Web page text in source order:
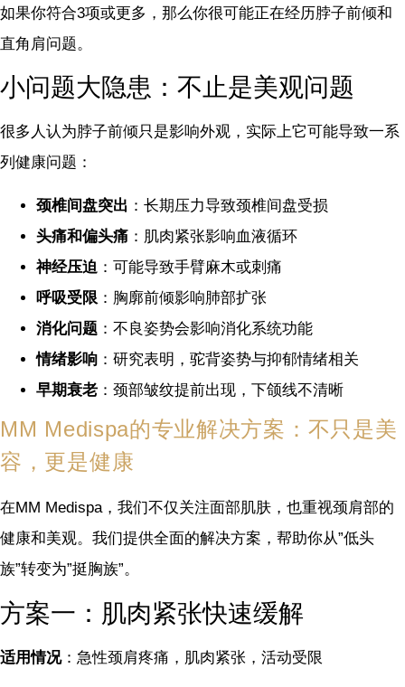
如果你符合3项或更多，那么你很可能正在经历脖子前倾和
直角肩问题。
小问题大隐患：不止是美观问题
很多人认为脖子前倾只是影响外观，实际上它可能导致一系
列健康问题：
颈椎间盘突出 ：长期压力导致颈椎间盘受损
头痛和偏头痛 ：肌肉紧张影响血液循环
神经压迫 ：可能导致手臂麻木或刺痛
呼吸受限 ：胸廓前倾影响肺部扩张
消化问题 ：不良姿势会影响消化系统功能
情绪影响 ：研究表明，驼背姿势与抑郁情绪相关
早期衰老 ：颈部皱纹提前出现，下颌线不清晰
MM Medispa的专业解决方案：不只是美
容，更是健康
在MM Medispa，我们不仅关注面部肌肤，也重视颈肩部的
健康和美观。我们提供全面的解决方案，帮助你从”低头
族”转变为”挺胸族”。
方案一：肌肉紧张快速缓解
适用情况：急性颈肩疼痛，肌肉紧张，活动受限